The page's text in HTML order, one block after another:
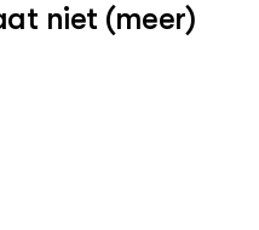
niet (meer)